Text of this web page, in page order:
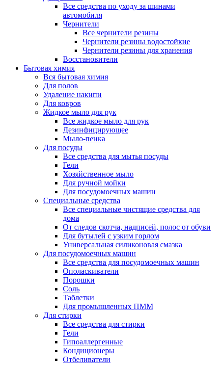
Все средства по уходу за шинами
автомобиля
Чернители
Все чернители резины
Чернители резины водостойкие
Чернители резины для хранения
Восстановители
Бытовая химия
Вся бытовая химия
Для полов
Удаление накипи
Для ковров
Жидкое мыло для рук
Все жидкое мыло для рук
Дезинфицирующее
Мыло-пенка
Для посуды
Все средства для мытья посуды
Гели
Хозяйственное мыло
Для ручной мойки
Для посудомоечных машин
Специальные средства
Все специальные чистящие средства для
дома
От следов скотча, надписей, полос от обуви
Для бутылей с узким горлом
Универсальная силиконовая смазка
Для посудомоечных машин
Все средства для посудомоечных машин
Ополаскиватели
Порошки
Соль
Таблетки
Для промышленных ПММ
Для стирки
Все средства для стирки
Гели
Гипоаллергенные
Кондиционеры
Отбеливатели